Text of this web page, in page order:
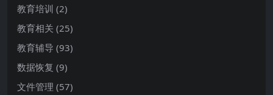
教育培训 (2)
教育相关 (25)
教育辅导 (93)
数据恢复 (9)
文件管理 (57)